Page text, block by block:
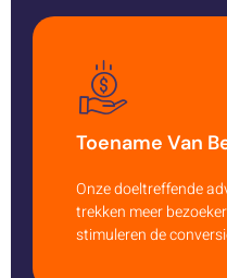
Toename Van
Onze doeltreffende
trekken meer
stimuleren de